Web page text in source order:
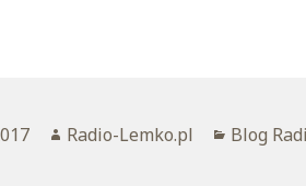
Autor
Radio-Lemko.pl Blog